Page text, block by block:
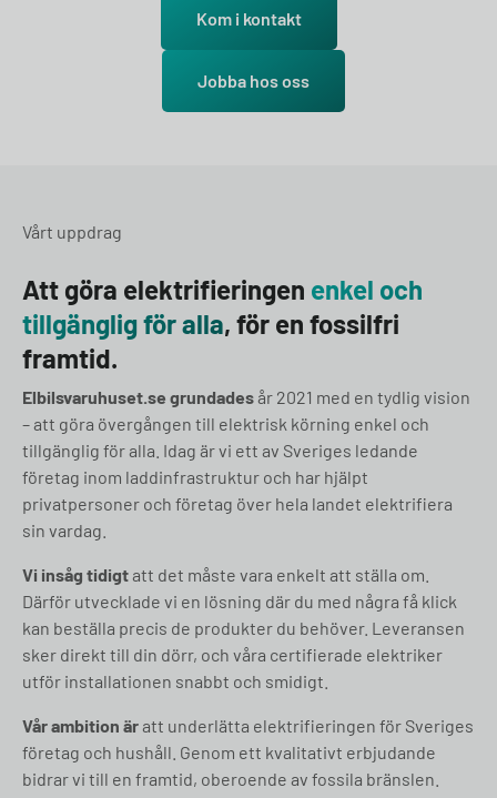
Kom i kontakt
Jobba hos oss
Vårt uppdrag
Att göra elektrifieringen enkel och
tillgänglig för alla, för en fossilfri
framtid.
Elbilsvaruhuset.se grundadesår 2021 med en tydlig vision
– att göra övergången till elektrisk körning enkel och
tillgänglig för alla. Idag är vi ett av Sveriges ledande
företag inom laddinfrastruktur och har hjälpt
privatpersoner och företag över hela landet elektrifiera
sin vardag.
Vi insåg tidigtatt det måste vara enkelt att ställa om.
Därför utvecklade vi en lösning där du med några få klick
kan beställa precis de produkter du behöver. Leveransen
sker direkt till din dörr, och våra certifierade elektriker
utför installationen snabbt och smidigt.
Vår ambition äratt underlätta elektrifieringen för Sveriges
företag och hushåll. Genom ett kvalitativt erbjudande
bidrar vi till en framtid, oberoende av fossila bränslen.